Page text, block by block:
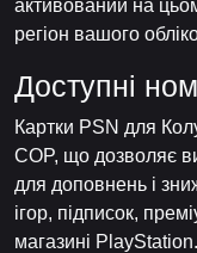
активований на
регіон вашого
Доступні
Картки PSN для
COP, що дозволяє
для доповнень і
ігор, підписок,
магазині PlayStation.